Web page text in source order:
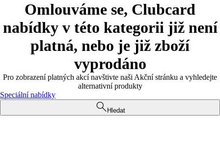
Omlouváme se, Clubcard
nabídky v této kategorii již není
platná, nebo je již zboží
vyprodáno
Pro zobrazení platných akcí navštivte naši Akční stránku a vyhledejte
alternativní produkty
Speciální nabídky
Hledat